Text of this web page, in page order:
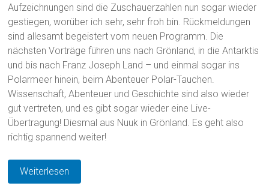
Aufzeichnungen sind die Zuschauerzahlen nun sogar wieder
gestiegen, worüber ich sehr, sehr froh bin. Rückmeldungen
sind allesamt begeistert vom neuen Programm. Die
nächsten Vorträge führen uns nach Grönland, in die Antarktis
und bis nach Franz Joseph Land – und einmal sogar ins
Polarmeer hinein, beim Abenteuer Polar-Tauchen.
Wissenschaft, Abenteuer und Geschichte sind also wieder
gut vertreten, und es gibt sogar wieder eine Live-
Übertragung! Diesmal aus Nuuk in Grönland. Es geht also
richtig spannend weiter!
Weiterlesen